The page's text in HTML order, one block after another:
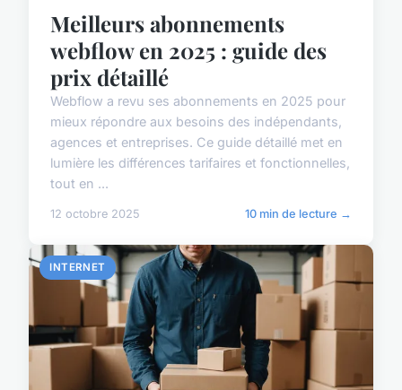
Meilleurs abonnements
webflow en 2025 : guide des
prix détaillé
Webflow a revu ses abonnements en 2025 pour
mieux répondre aux besoins des indépendants,
agences et entreprises. Ce guide détaillé met en
lumière les différences tarifaires et fonctionnelles,
tout en ...
12 octobre 2025 10 min de lecture →
INTERNET